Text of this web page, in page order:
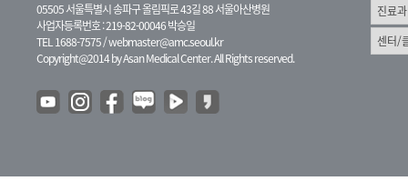
05505 서울특별시 송파구 올림픽로 43길 88 서울아산병원
사업자등록번호 : 219-82-00046 박승일
TEL 1688-7575 /webmaster@amc.seoul.kr
Copyright@2014 by Asan Medical Center. All Rights reserved.